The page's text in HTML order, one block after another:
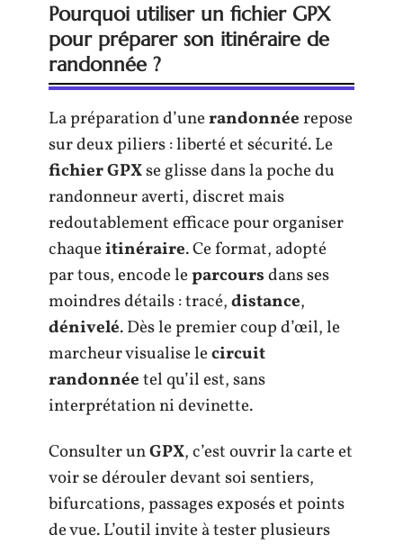
Pourquoi utiliser un fichier GPX
pour préparer son itinéraire de
randonnée ?
La préparation d’unerandonnéerepose
sur deux piliers : liberté et sécurité. Le
fichier GPXse glisse dans la poche du
randonneur averti, discret mais
redoutablement efficace pour organiser
chaqueitinéraire. Ce format, adopté
par tous, encode leparcoursdans ses
moindres détails : tracé,distance,
dénivelé. Dès le premier coup d’œil, le
marcheur visualise lecircuit
randonnéetel qu’il est, sans
interprétation ni devinette.
Consulter unGPX, c’est ouvrir la carte et
voir se dérouler devant soi sentiers,
bifurcations, passages exposés et points
de vue. L’outil invite à tester plusieurs